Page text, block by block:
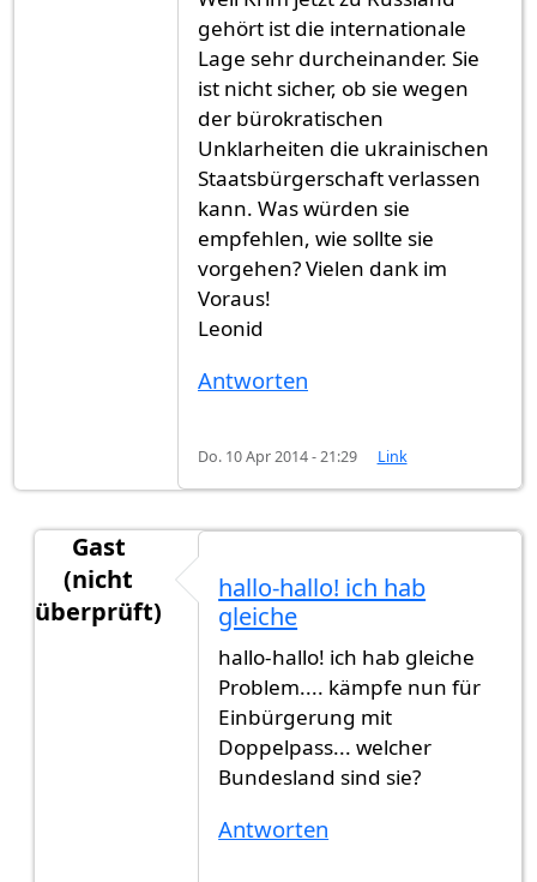
gehört ist die internationale
Lage sehr durcheinander. Sie
ist nicht sicher, ob sie wegen
der bürokratischen
Unklarheiten die ukrainischen
Staatsbürgerschaft verlassen
kann. Was würden sie
empfehlen, wie sollte sie
vorgehen? Vielen dank im
Voraus!
Leonid
Antworten
Do. 10 Apr 2014 - 21:29 Link
Gast
(nicht
überprüft)
Sehr geehrte Damen undvon
hallo-hallo! ich hab
gleiche
hallo-hallo! ich hab gleiche
Problem.... kämpfe nun für
Einbürgerung mit
Doppelpass... welcher
Bundesland sind sie?
Antworten